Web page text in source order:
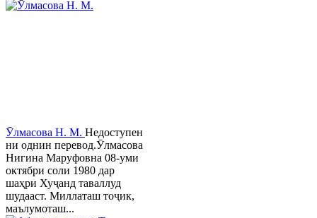
Ӯлмасова Н. М. Недоступен
ни однин перевод.Ӯлмасова
Нигина Маруфовна 08-уми
октябри соли 1980 дар
шаҳри Хуҷанд таваллуд
шудааст. Миллаташ тоҷик,
маълумоташ...